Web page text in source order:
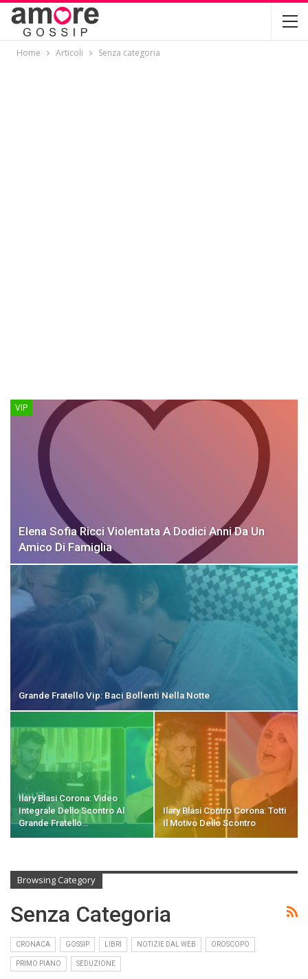
Home Articoli Senza categoria
VIP
Elena Sofia Ricci Violentata A Dodici Anni Da Un
Amico Di Famiglia
Grande Fratello Vip: Baci Bollenti Nella Notte
Ilary Blasi Corona: Video
Integrale Dello Scontro Al
Grande Fratello…
Ilary Blasi Contro Corona: Totti
Il Motivo Dello Scontro
Browsing Category
Senza Categoria
CRONACA GOSSIP LIBRI NOTIZIE DAL WEB OROSCOPO
PRIMO PIANO SEDUZIONE